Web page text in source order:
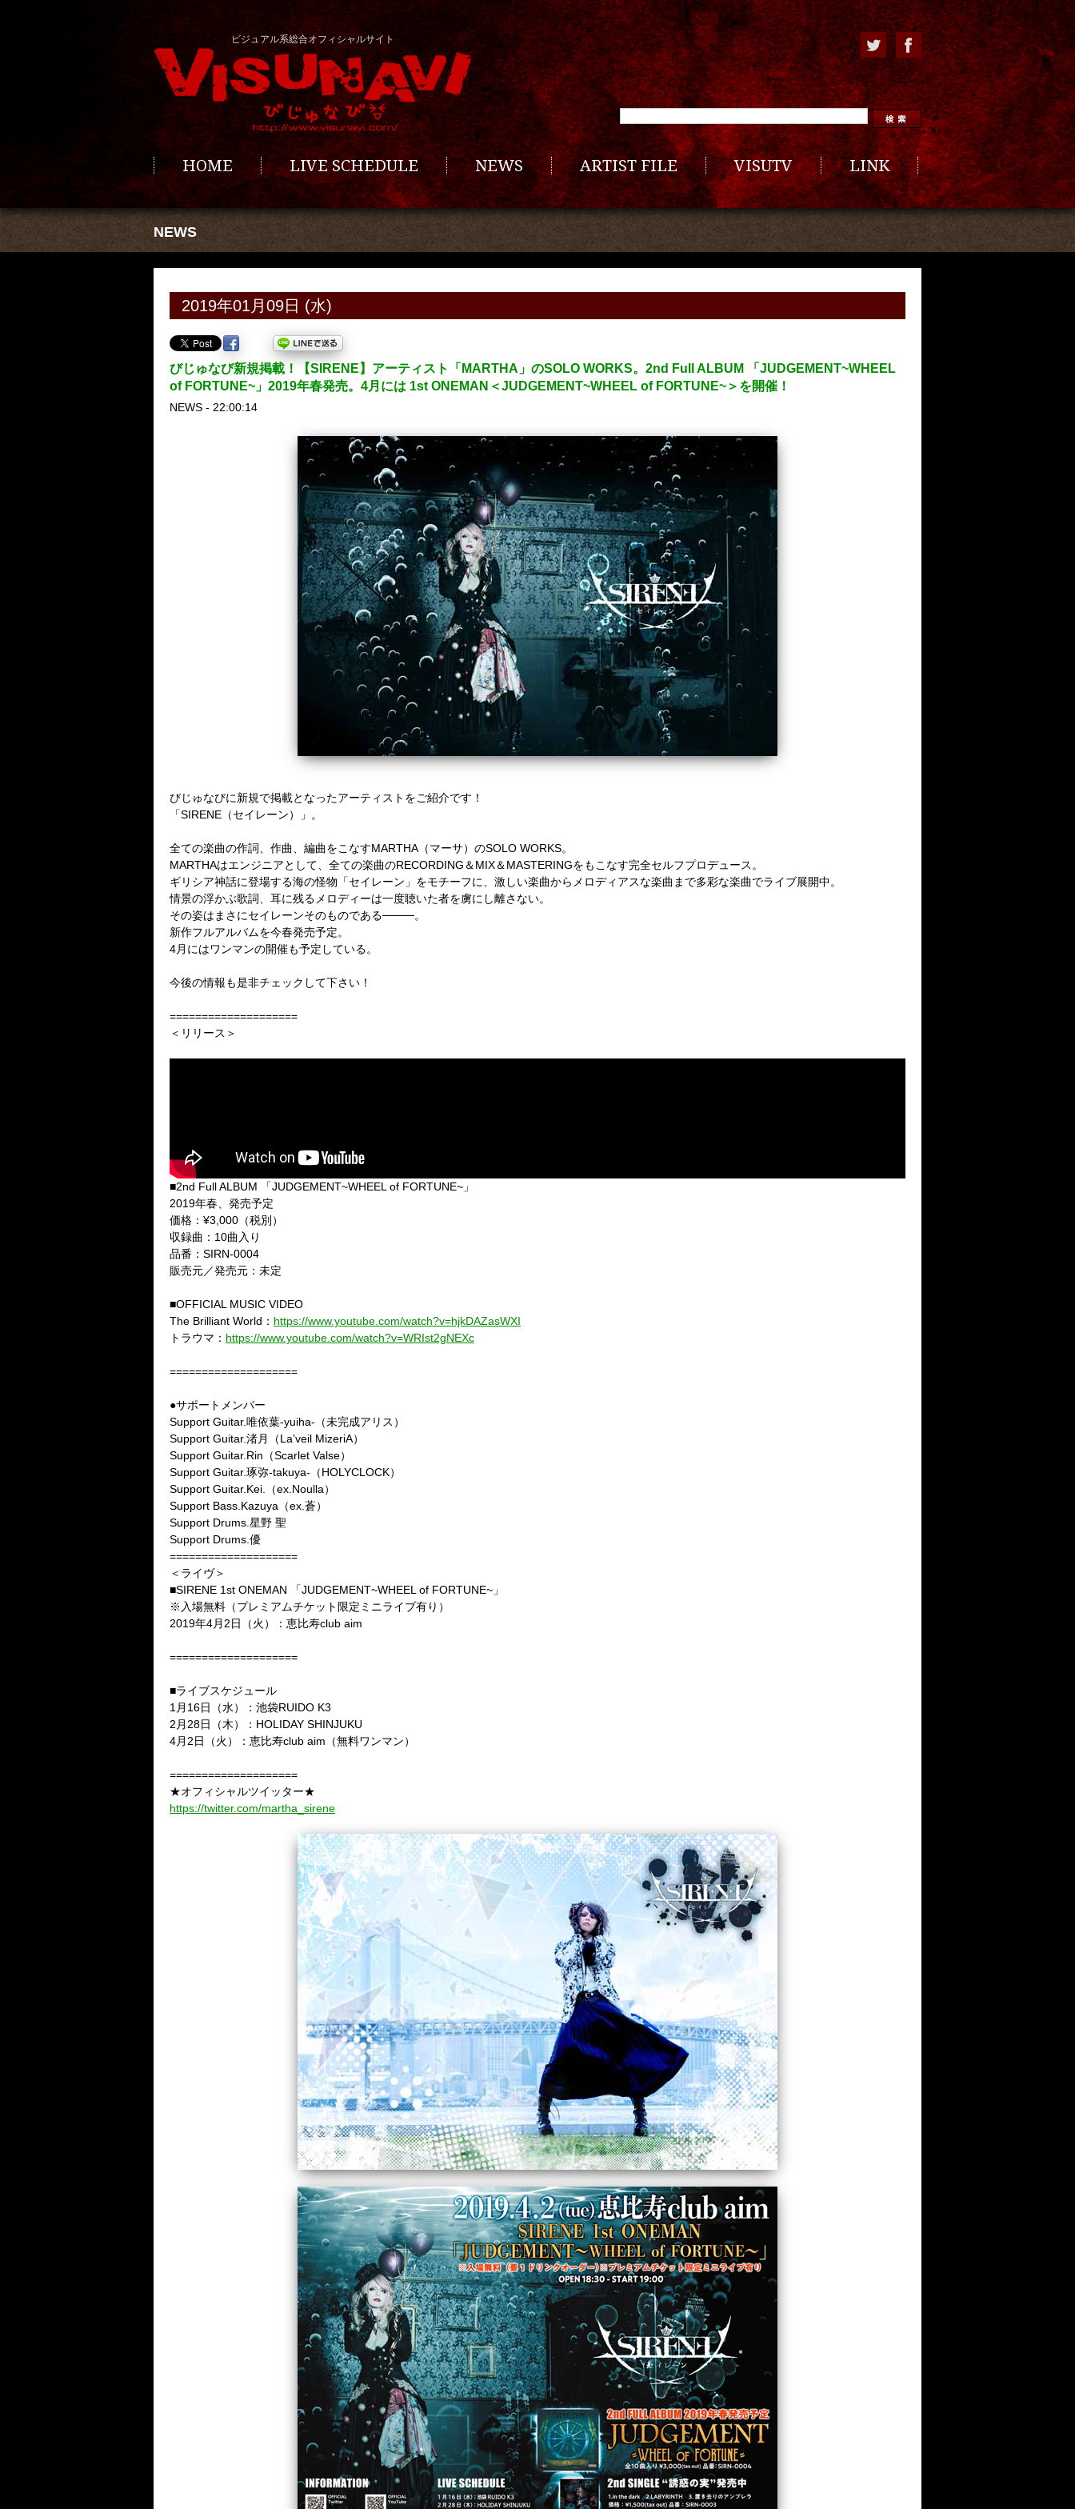
ビジュアル系総合オフィシャルサイト
HOME LIVE SCHEDULE NEWS ARTIST FILE VISUTV LINK
NEWS
2019年01月09日 (水)
びじゅなび新規掲載！【SIRENE】アーティスト「MARTHA」のSOLO WORKS。2nd Full ALBUM 「JUDGEMENT~WHEEL
of FORTUNE~」2019年春発売。4月には 1st ONEMAN＜JUDGEMENT~WHEEL of FORTUNE~＞を開催！
NEWS - 22:00:14
びじゅなびに新規で掲載となったアーティストをご紹介です！
「SIRENE（セイレーン）」。
全ての楽曲の作詞、作曲、編曲をこなすMARTHA（マーサ）のSOLO WORKS。
MARTHAはエンジニアとして、全ての楽曲のRECORDING＆MIX＆MASTERINGをもこなす完全セルフプロデュース。
ギリシア神話に登場する海の怪物「セイレーン」をモチーフに、激しい楽曲からメロディアスな楽曲まで多彩な楽曲でライブ展開中。
情景の浮かぶ歌詞、耳に残るメロディーは一度聴いた者を虜にし離さない。
その姿はまさにセイレーンそのものである────。
新作フルアルバムを今春発売予定。
4月にはワンマンの開催も予定している。
今後の情報も是非チェックして下さい！
====================
＜リリース＞
■2nd Full ALBUM 「JUDGEMENT~WHEEL of FORTUNE~」
2019年春、発売予定
価格：¥3,000（税別）
収録曲：10曲入り
品番：SIRN-0004
販売元／発売元：未定
■OFFICIAL MUSIC VIDEO
The Brilliant World： https://www.youtube.com/watch?v=hjkDAZasWXI
トラウマ： https://www.youtube.com/watch?v=WRIst2gNEXc
====================
●サポートメンバー
Support Guitar.唯依葉-yuiha-（未完成アリス）
Support Guitar.渚月（La’veil MizeriA）
Support Guitar.Rin（Scarlet Valse）
Support Guitar.琢弥-takuya-（HOLYCLOCK）
Support Guitar.Kei.（ex.Noulla）
Support Bass.Kazuya（ex.蒼）
Support Drums.星野 聖
Support Drums.優
====================
＜ライヴ＞
■SIRENE 1st ONEMAN 「JUDGEMENT~WHEEL of FORTUNE~」
※入場無料（プレミアムチケット限定ミニライブ有り）
2019年4月2日（火）：恵比寿club aim
====================
■ライブスケジュール
1月16日（水）：池袋RUIDO K3
2月28日（木）：HOLIDAY SHINJUKU
4月2日（火）：恵比寿club aim（無料ワンマン）
====================
★オフィシャルツイッター★
https://twitter.com/martha_sirene